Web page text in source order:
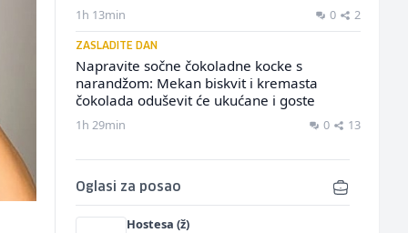
1h 13min 0 2
ZASLADITE DAN
Napravite sočne čokoladne kocke s
narandžom: Mekan biskvit i kremasta
čokolada oduševit će ukućane i goste
1h 29min 0 13
Oglasi za posao
Hostesa (ž)